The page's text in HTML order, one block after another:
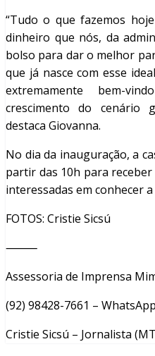
“Tudo o que fazemos
dinheiro que nós, da
bolso para dar o melhor
que já nasce com esse
extremamente bem-
crescimento do
destaca Giovanna.
No dia da inauguração, a
partir das 10h para
interessadas em conhecer
FOTOS: Cristie Sicsú
⸻
Assessoria de Imprensa
(92) 98428-7661 – WhatsApp
Cristie Sicsú – Jornalista